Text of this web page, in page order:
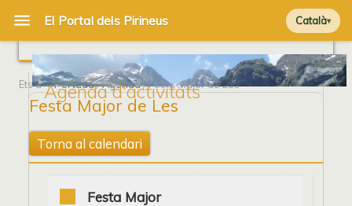
Català
Agenda d'activitats
Ets a Portada/Agenda/ Festa Major de Les
Festa Major de Les
Torna al calendari
Festa Major